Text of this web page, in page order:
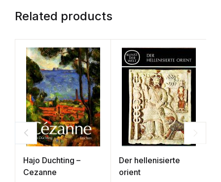
Related products
Hajo Duchting –
Cezanne
Der hellenisierte
orient